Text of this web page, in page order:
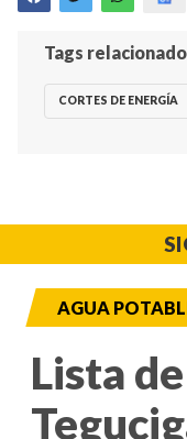
Tags
CORTES DE ENERGÍA
AGUA
Lista